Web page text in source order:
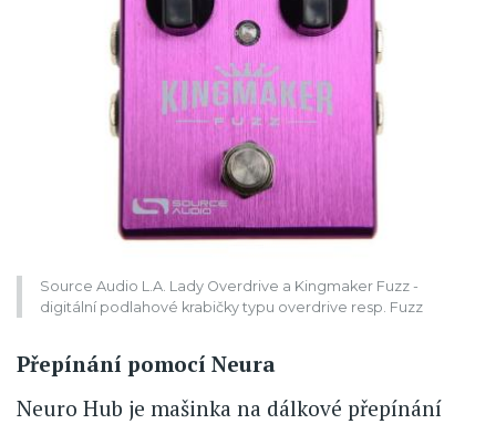
Source Audio L.A. Lady Overdrive a Kingmaker Fuzz -
digitální podlahové krabičky typu overdrive resp. Fuzz
Přepínání pomocí Neura
Neuro Hub je mašinka na dálkové přepínání